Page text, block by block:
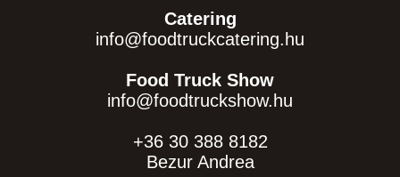
Catering
info@foodtruckcatering.hu
Food Truck Show
info@foodtruckshow.hu
+36 30 388 8182
Bezur Andrea